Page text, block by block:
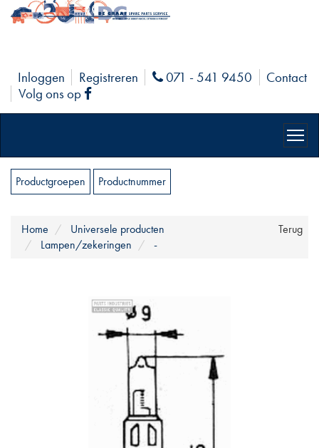
Inloggen Registreren Phone
071 - 541 9450
Contact
Volg ons op
Facebook
Productgroepen Productnummer
Terug
Home
Universele producten
Lampen/zekeringen
-